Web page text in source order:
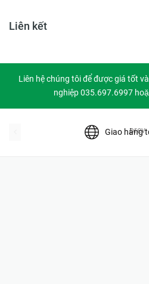
Liên kết
Liên hệ chúng tôi để được giá tốt
nghiệp 035.697.6997
Giao hàng
prev